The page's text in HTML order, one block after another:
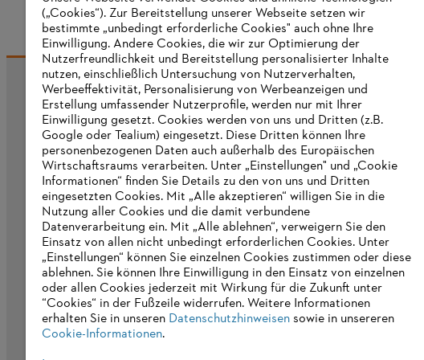
Informationen für Lieferanten
Produkte
Kontakt
Karriere
Hinweisgebersystem
(„Cookies“). Zur Bereitstellung unserer Webseite setzen wir
bestimmte „unbedingt erforderliche Cookies" auch ohne Ihre
Einwilligung. Andere Cookies, die wir zur Optimierung der
Nutzerfreundlichkeit und Bereitstellung personalisierter Inhalte
nutzen, einschließlich Untersuchung von Nutzerverhalten,
Werbeeffektivität, Personalisierung von Werbeanzeigen und
Erstellung umfassender Nutzerprofile, werden nur mit Ihrer
Einwilligung gesetzt. Cookies werden von uns und Dritten (z.B.
Google oder Tealium) eingesetzt. Diese Dritten können Ihre
personenbezogenen Daten auch außerhalb des Europäischen
Wirtschaftsraums verarbeiten. Unter „Einstellungen" und „Cookie
Informationen“ finden Sie Details zu den von uns und Dritten
eingesetzten Cookies. Mit „Alle akzeptieren“ willigen Sie in die
Nutzung aller Cookies und die damit verbundene
Datenverarbeitung ein. Mit „Alle ablehnen“, verweigern Sie den
Einsatz von allen nicht unbedingt erforderlichen Cookies. Unter
„Einstellungen“ können Sie einzelnen Cookies zustimmen oder diese
ablehnen. Sie können Ihre Einwilligung in den Einsatz von einzelnen
oder allen Cookies jederzeit mit Wirkung für die Zukunft unter
“Cookies“ in der Fußzeile widerrufen. Weitere Informationen
erhalten Sie in unseren Datenschutzhinweisensowie in unsereren
Cookie-Informationen.